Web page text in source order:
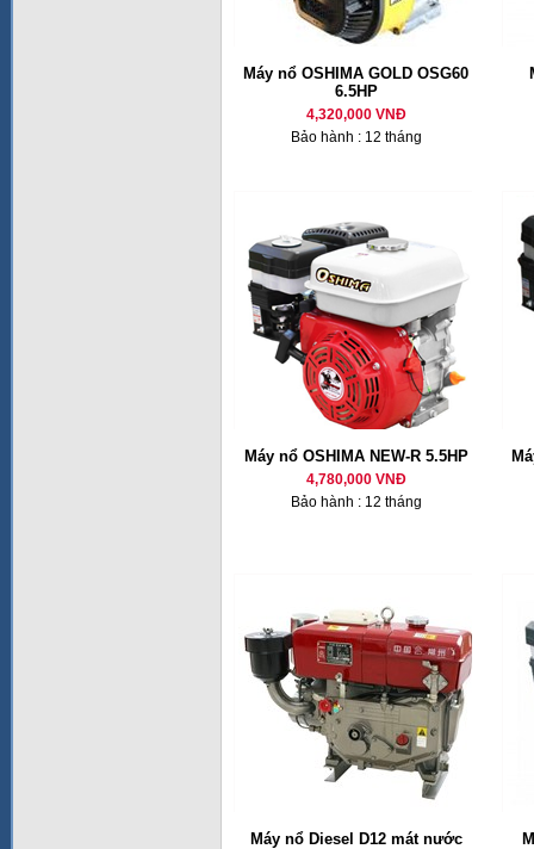
Máy nổ OSHIMA GOLD OSG60
6.5HP
4,320,000 VNĐ
Bảo hành : 12 tháng
Máy nổ OSHIMA NEW-R 5.5HP
4,780,000 VNĐ
Bảo hành : 12 tháng
Máy nổ Diesel D12 mát nước